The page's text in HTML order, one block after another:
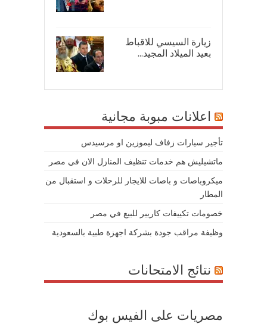
زيارة السيسي للاقباط
بعيد الميلاد المجيد...
اعلانات مبوبة مجانية
تأجير سيارات زفاف ليموزين او مرسيدس
ماتشيليش هم خدمات تنظيف المنازل الان في مصر
ميكروباصات و باصات للايجار للرحلات و استقبال من
المطار
خصومات تكييفات كاريير للبيع في مصر
وظيفة مراقب جودة بشركة اجهزة طبية بالسعودية
نتائج الامتحانات
مصريات على الفيس بوك